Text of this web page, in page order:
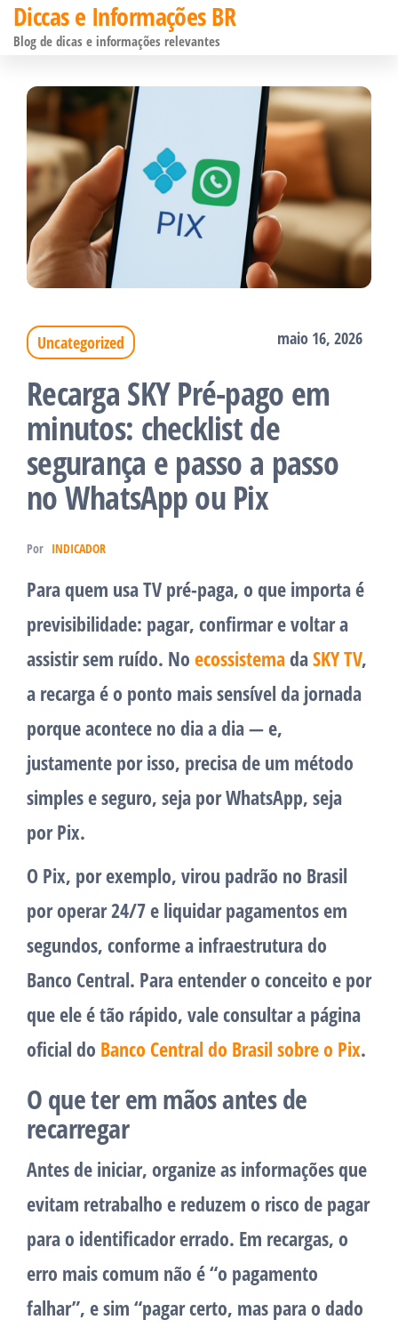
Pular
para
conteúdo
Diccas e Informações BR
Blog de dicas e informações relevantes
Uncategorized maio 16, 2026
Recarga SKY Pré-pago em
minutos: checklist de
segurança e passo a passo
no WhatsApp ou Pix
Por INDICADOR
Para quem usa TV pré-paga, o que importa é
previsibilidade: pagar, confirmar e voltar a
assistir sem ruído. No ecossistemadaSKY TV,
a recarga é o ponto mais sensível da jornada
porque acontece no dia a dia — e,
justamente por isso, precisa de um método
simples e seguro, seja por WhatsApp, seja
por Pix.
O Pix, por exemplo, virou padrão no Brasil
por operar 24/7 e liquidar pagamentos em
segundos, conforme a infraestrutura do
Banco Central. Para entender o conceito e por
que ele é tão rápido, vale consultar a página
oficial do Banco Central do Brasil sobre o Pix.
O que ter em mãos antes de
recarregar
Antes de iniciar, organize as informações que
evitam retrabalho e reduzem o risco de pagar
para o identificador errado. Em recargas, o
erro mais comum não é “o pagamento
falhar”, e sim “pagar certo, mas para o dado